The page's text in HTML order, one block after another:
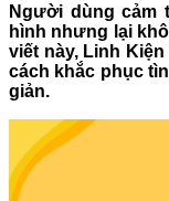
Người dùng cảm
hình nhưng lại
viết này, Linh
cách khắc phục
giản.